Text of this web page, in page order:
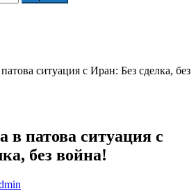
ситуация с Иран: Без сделка, без
в патова ситуация с
без война!